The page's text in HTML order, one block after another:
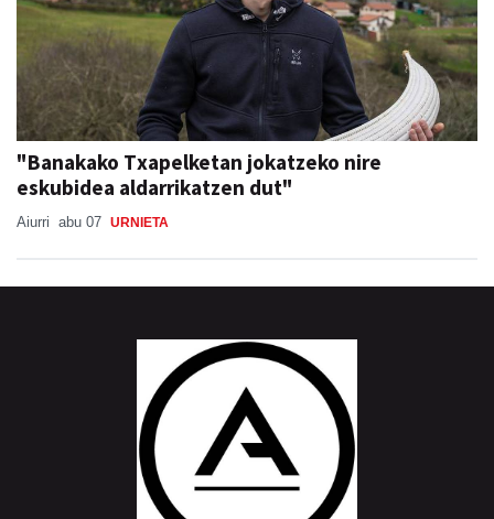
"Banakako Txapelketan jokatzeko nire
eskubidea aldarrikatzen dut"
Aiurri abu 07 URNIETA